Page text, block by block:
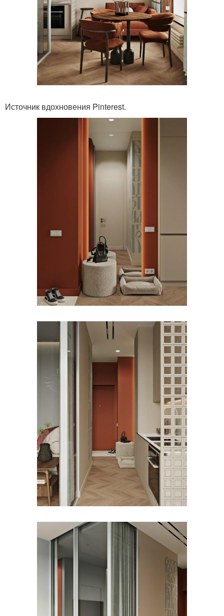
Источник вдохновения Pinterest.